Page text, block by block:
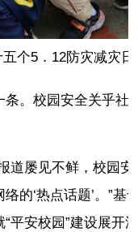
个5．12防灾减灾
。校园安全关乎社
道屡见不鲜，校园
的‘热点话题’。”基
平安校园”建设展开